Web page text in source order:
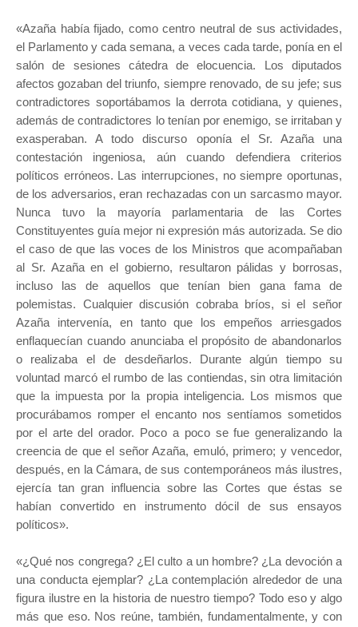
«Azaña había fijado, como centro neutral de sus actividades,
el Parlamento y cada semana, a veces cada tarde, ponía en el
salón de sesiones cátedra de elocuencia. Los diputados
afectos gozaban del triunfo, siempre renovado, de su jefe; sus
contradictores soportábamos la derrota cotidiana, y quienes,
además de contradictores lo tenían por enemigo, se irritaban y
exasperaban. A todo discurso oponía el Sr. Azaña una
contestación ingeniosa, aún cuando defendiera criterios
políticos erróneos. Las interrupciones, no siempre oportunas,
de los adversarios, eran rechazadas con un sarcasmo mayor.
Nunca tuvo la mayoría parlamentaria de las Cortes
Constituyentes guía mejor ni expresión más autorizada. Se dio
el caso de que las voces de los Ministros que acompañaban
al Sr. Azaña en el gobierno, resultaron pálidas y borrosas,
incluso las de aquellos que tenían bien gana fama de
polemistas. Cualquier discusión cobraba bríos, si el señor
Azaña intervenía, en tanto que los empeños arriesgados
enflaquecían cuando anunciaba el propósito de abandonarlos
o realizaba el de desdeñarlos. Durante algún tiempo su
voluntad marcó el rumbo de las contiendas, sin otra limitación
que la impuesta por la propia inteligencia. Los mismos que
procurábamos romper el encanto nos sentíamos sometidos
por el arte del orador. Poco a poco se fue generalizando la
creencia de que el señor Azaña, emuló, primero; y vencedor,
después, en la Cámara, de sus contemporáneos más ilustres,
ejercía tan gran influencia sobre las Cortes que éstas se
habían convertido en instrumento dócil de sus ensayos
políticos».
«¿Qué nos congrega? ¿El culto a un hombre? ¿La devoción a
una conducta ejemplar? ¿La contemplación alrededor de una
figura ilustre en la historia de nuestro tiempo? Todo eso y algo
más que eso. Nos reúne, también, fundamentalmente, y con